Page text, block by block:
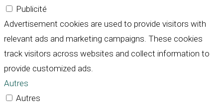
Publicité
Advertisement cookies are used to provide visitors with
relevant ads and marketing campaigns. These cookies
track visitors across websites and collect information to
provide customized ads.
Autres
Autres